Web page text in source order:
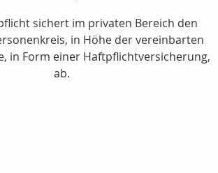
sichert im privaten Bereich den
in Höhe der vereinbarten
in Form einer Haftpflichtversicherung,
ab.